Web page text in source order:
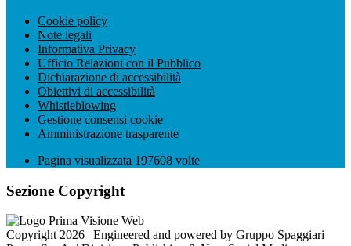
Cookie policy
Note legali
Informativa Privacy
Ufficio Relazioni con il Pubblico
Dichiarazione di accessibilità
Obiettivi di accessibilità
Whistleblowing
Gestione consensi cookie
Amministrazione trasparente
Pagina visualizzata 197608 volte
Sezione Copyright
Copyright 2026 | Engineered and powered by Gruppo Spaggiari